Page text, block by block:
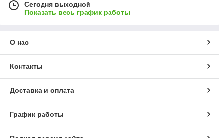
Сегодня выходной
Показать весь график работы
О нас
Контакты
Доставка и оплата
График работы